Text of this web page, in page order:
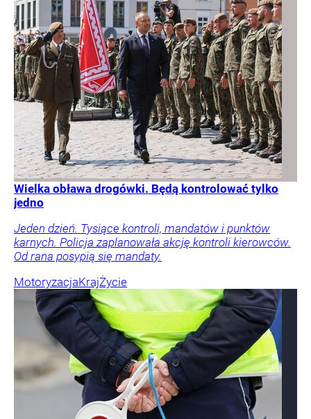
Wielka obława drogówki. Będą kontrolować tylko
jedno
Jeden dzień. Tysiące kontroli, mandatów i punktów
karnych. Policja zaplanowała akcję kontroli kierowców.
Od rana posypią się mandaty.
MotoryzacjaKrajŻycie